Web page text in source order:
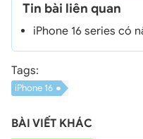
Tin bài liên quan
iPhone 16 series có
Tags:
iPhone 16
BÀI VIẾT KHÁC